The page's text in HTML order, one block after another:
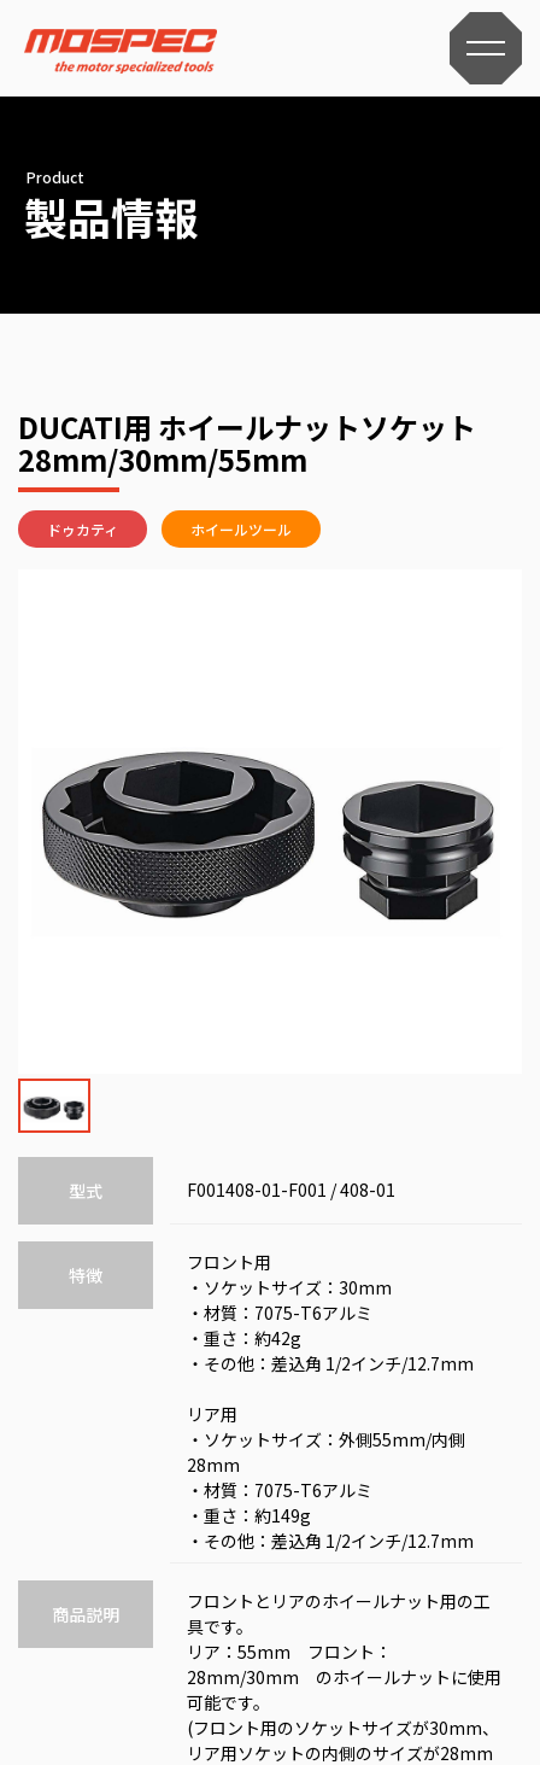
Product
製品情報
DUCATI用 ホイールナットソケット
28mm/30mm/55mm
ドゥカティ ホイールツール
型式 F001408-01-F001 / 408-01
特徴
フロント用
・ソケットサイズ：30mm
・材質：7075-T6アルミ
・重さ：約42g
・その他：差込角 1/2インチ/12.7mm
リア用
・ソケットサイズ：外側55mm/内側
28mm
・材質：7075-T6アルミ
・重さ：約149g
・その他：差込角 1/2インチ/12.7mm
商品説明
フロントとリアのホイールナット用の工
具です。
リア：55mm フロント：
28mm/30mm のホイールナットに使用
可能です。
(フロント用のソケットサイズが30mm、
リア用ソケットの内側のサイズが28mm